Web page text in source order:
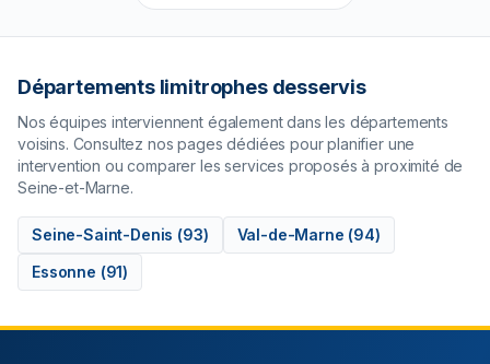
Départements limitrophes desservis
Nos équipes interviennent également dans les départements
voisins. Consultez nos pages dédiées pour planifier une
intervention ou comparer les services proposés à proximité de
Seine-et-Marne.
Seine-Saint-Denis (93) Val-de-Marne (94)
Essonne (91)